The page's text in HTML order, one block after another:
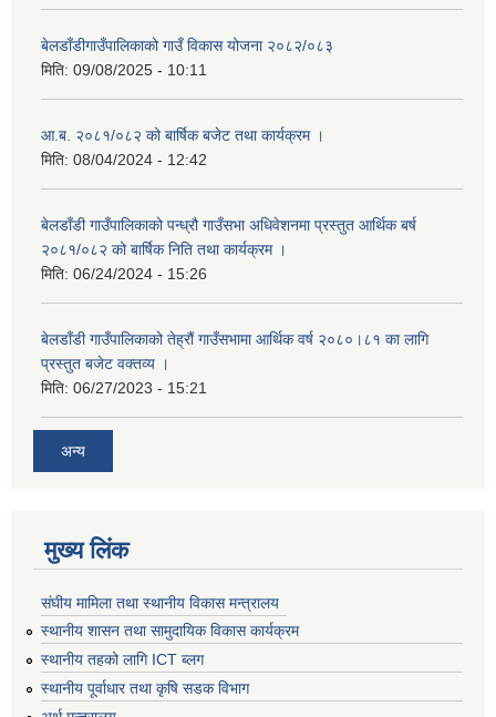
बेलडाँडीगाउँपालिकाको गाउँ विकास योजना २०८२/०८३
मिति: 09/08/2025 - 10:11
आ.ब. २०८१/०८२ को बार्षिक बजेट तथा कार्यक्रम ।
मिति: 08/04/2024 - 12:42
बेलडाँडी गाउँपालिकाको पन्ध्रौ गाउँसभा अधिवेशनमा प्रस्तुत आर्थिक बर्ष
२०८१/०८२ को बार्षिक निति तथा कार्यक्रम ।
मिति: 06/24/2024 - 15:26
बेलडाँडी गाउँपालिकाको तेह्रौं गाउँसभामा आर्थिक वर्ष २०८०।८१ का लागि
प्रस्तुत बजेट वक्तव्य ।
मिति: 06/27/2023 - 15:21
अन्य
मुख्य लिंक
संघीय मामिला तथा स्थानीय विकास मन्त्रालय
स्थानीय शासन तथा सामुदायिक विकास कार्यक्रम
स्थानीय तहको लागि ICT ब्लग
स्थानीय पूर्वाधार तथा कृषि सडक विभाग